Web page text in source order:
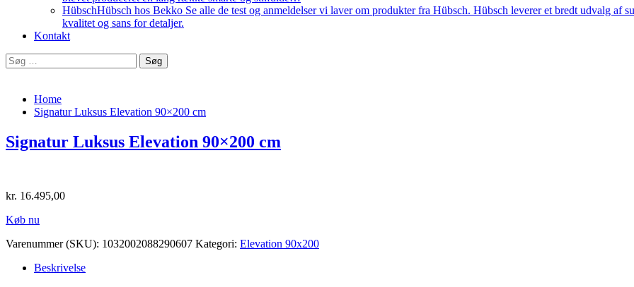
HübschHübsch hos Bekko Se alle de test og anmeldelser vi laver om produkter fra Hübsch. Hübsch leverer et bredt udvalg
kvalitet og sans for detaljer.
Kontakt
Søg
efter:
Home
Signatur Luksus Elevation 90×200 cm
Signatur Luksus Elevation 90×200 cm
kr. 16.495,00
Køb nu
Varenummer (SKU): 1032002088290607 Kategori: Elevation 90x200
Beskrivelse